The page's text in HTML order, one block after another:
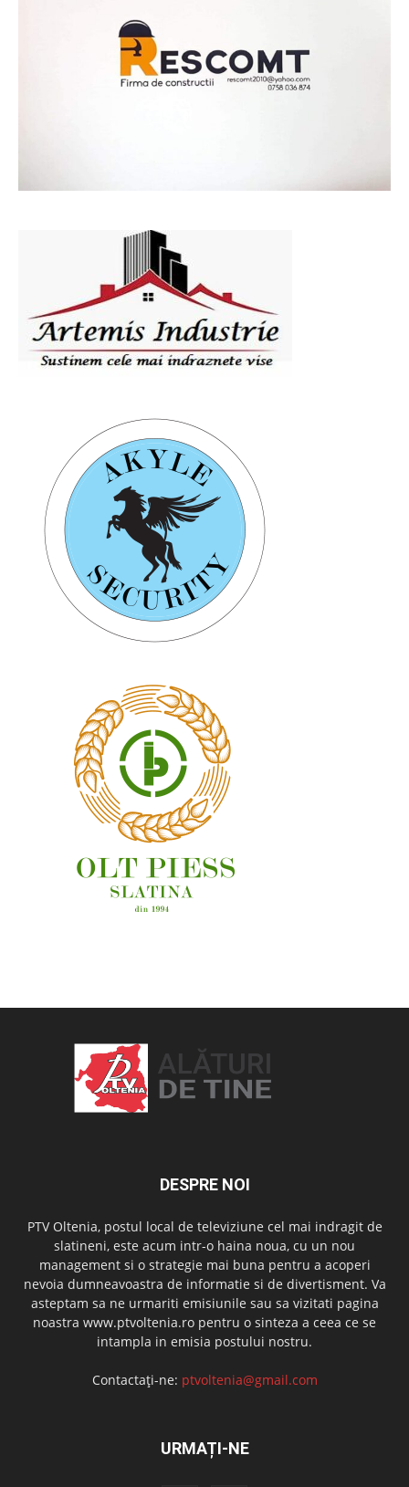
DESPRE NOI
PTV Oltenia, postul local de televiziune cel mai indragit de
slatineni, este acum intr-o haina noua, cu un nou
management si o strategie mai buna pentru a acoperi
nevoia dumneavoastra de informatie si de divertisment. Va
asteptam sa ne urmariti emisiunile sau sa vizitati pagina
noastra www.ptvoltenia.ro pentru o sinteza a ceea ce se
intampla in emisia postului nostru.
Contactați-ne: ptvoltenia@gmail.com
URMAȚI-NE